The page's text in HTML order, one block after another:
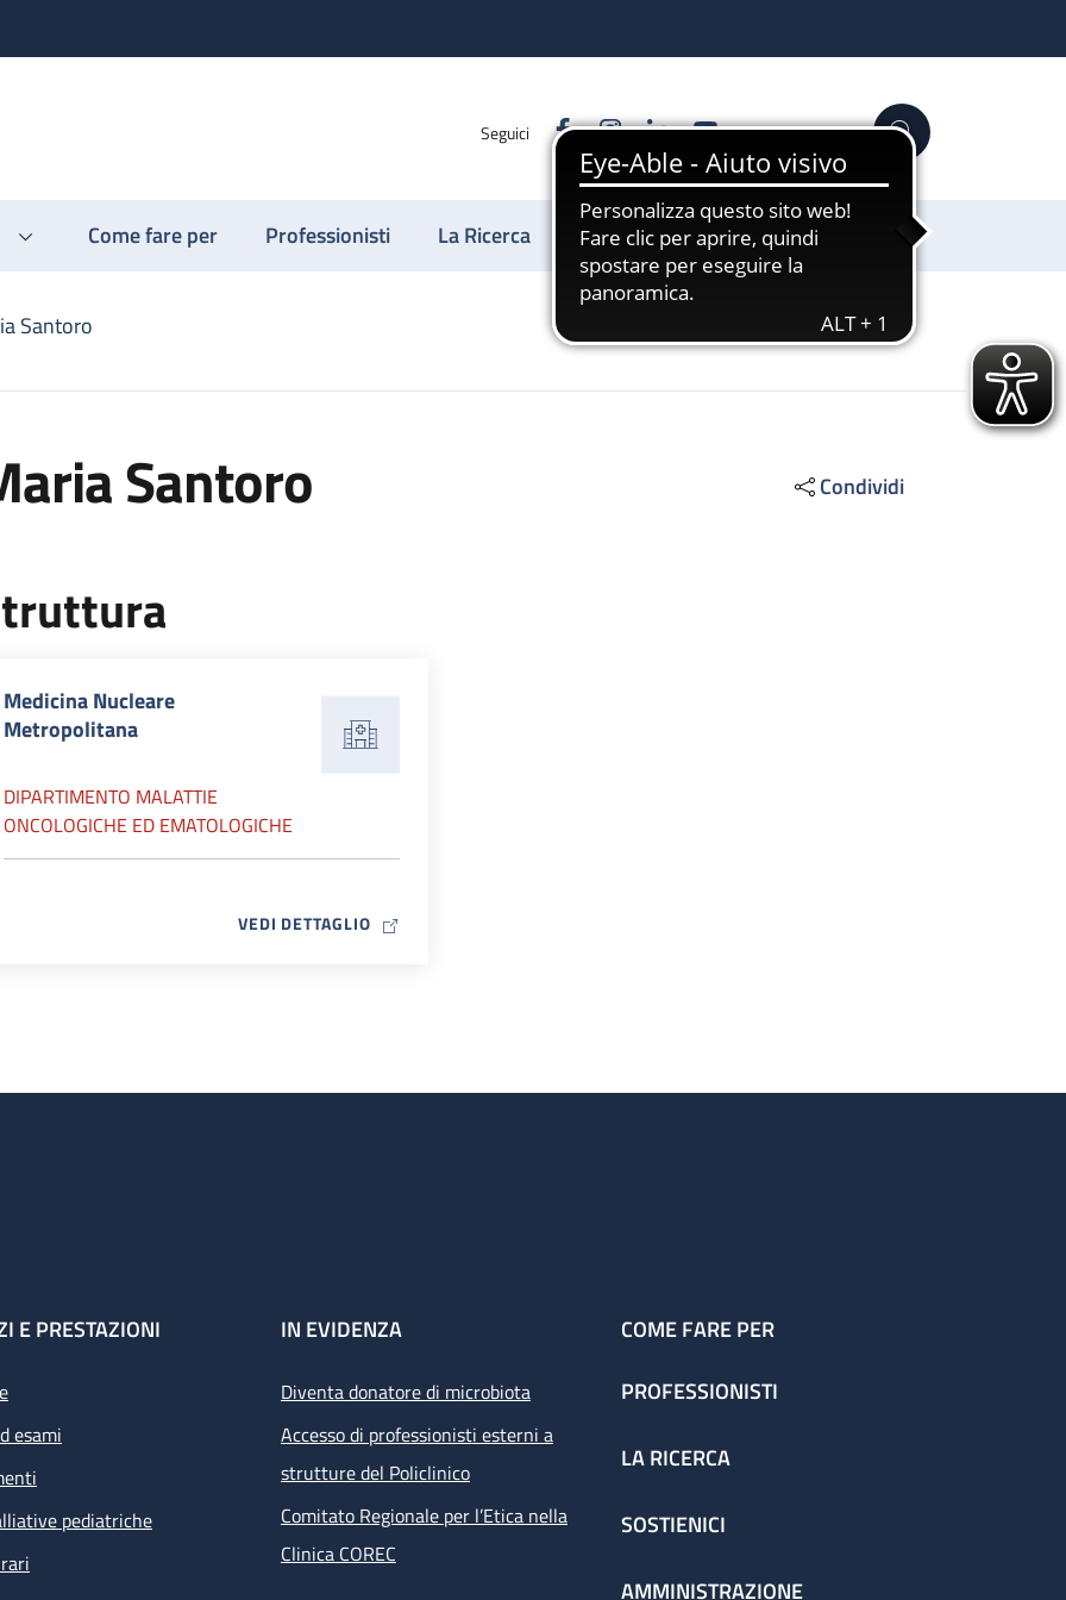
Seguici FacebookInstagram
LinkedinYouTube Cerca
Come fare per Professionisti La Ricerca Sostienici
Santoro
Santoro Condividi
Medicina Nucleare
Metropolitana
DIPARTIMENTO MALATTIE
ONCOLOGICHE ED EMATOLOGICHE
VEDI DETTAGLIOMAP ICON
E PRESTAZIONI
esami
pediatriche
IN EVIDENZA
Diventa donatore di microbiota
Accesso di professionisti esterni a
strutture del Policlinico
Comitato Regionale per l’Etica nella
Clinica COREC
COME FARE PER
PROFESSIONISTI
LA RICERCA
SOSTIENICI
AMMINISTRAZIONE